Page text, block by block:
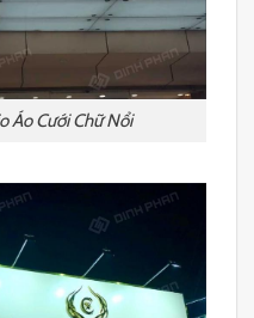
Áo Cưới Chữ Nổi